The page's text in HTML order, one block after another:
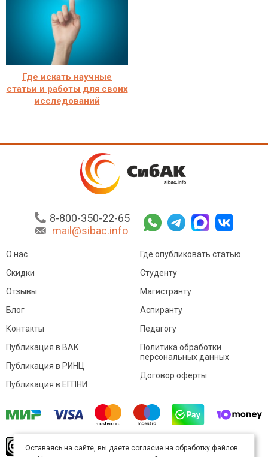
Где искать научные
статьи и работы для своих
исследований
8-800-350-22-65
mail@sibac.info
О нас
Скидки
Отзывы
Блог
Контакты
Где опубликовать статью
Студенту
Магистранту
Аспиранту
Педагогу
Публикация в ВАК
Публикация в РИНЦ
Публикация в ЕГПНИ
Политика обработки
персональных данных
Договор оферты
произведение доступно полицензии Creative
Оставаясь на сайте, вы даете согласие на обработку файлов